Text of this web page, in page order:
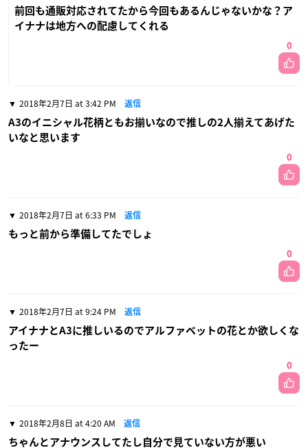
前回も通販対応されてたから今回もあるんじゃないかな？ア
イナナは地方への配慮してくれる
0
2018年2月7日 at 3:42 PM 返信
A3のイニシャル花柄ともお揃いなので推しの2人揃えてあげた
いなと思います
0
2018年2月7日 at 6:33 PM 返信
もっと前から準備してたでしょ
0
2018年2月7日 at 9:24 PM 返信
アイナナとA3に推しいるのでアルファベットの花とか欲しくな
ったー
0
2018年2月8日 at 4:20 AM 返信
ちゃんとアナウンスしてたし自分で見ていない方が悪い